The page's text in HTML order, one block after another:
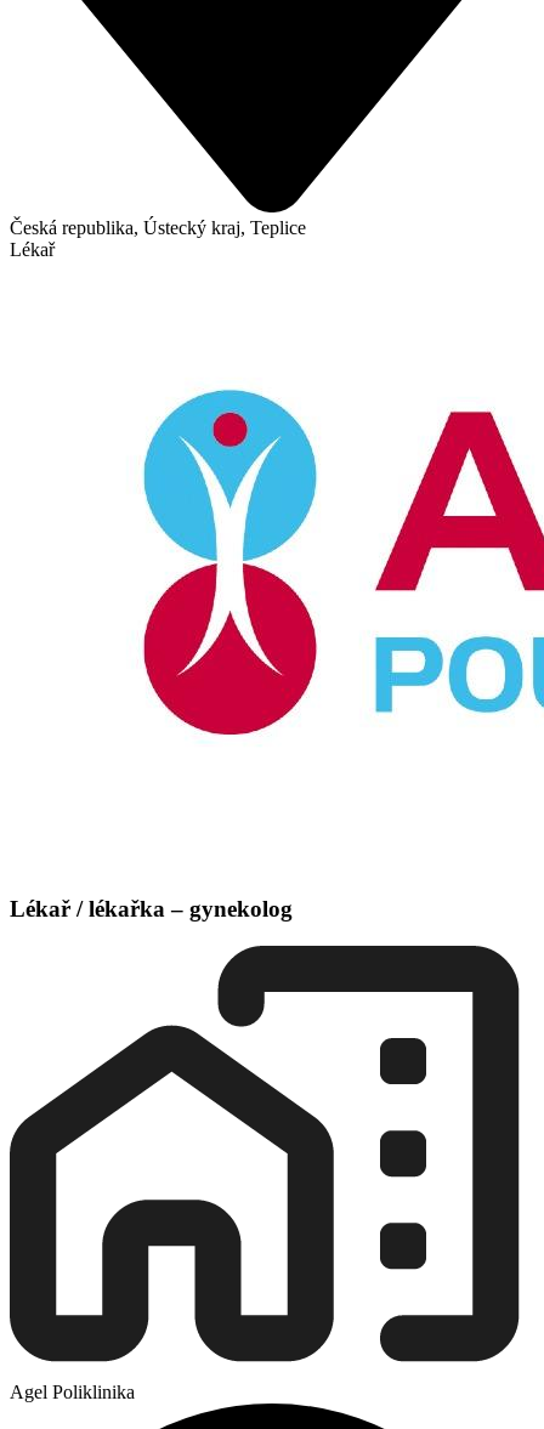
Česká republika, Ústecký kraj, Teplice
Lékař
Lékař / lékařka – gynekolog
Agel Poliklinika